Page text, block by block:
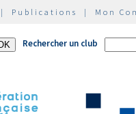
Publications | Mon
Rechercher un club